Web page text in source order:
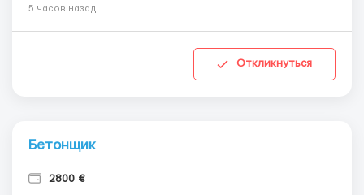
5 часов назад
Откликнуться
Бетонщик
2800 €